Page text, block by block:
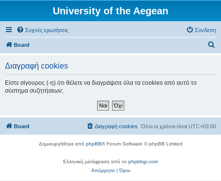
University of the Aegean
Συχνές ερωτήσεις Σύνδεση
Board
σ
Διαγραφή cookies
Είστε σίγουρος (-η) ότι θέλετε να διαγράψετε όλα τα cookies από αυτό το
σύστημα συζητήσεων;
Board Όλοι οι χρόνοι είναι UTC+03:00
Διαγραφή cookies
Δημιουργήθηκε από phpBB® Forum Software © phpBB Limited
Ελληνική μετάφραση από το phpbbgr.com
Απόρρητο|Όροι